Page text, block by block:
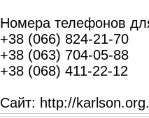
Номера телефонов
+38 (066) 824-21-70
+38 (063) 704-05-88
+38 (068) 411-22-12
Сайт: http://